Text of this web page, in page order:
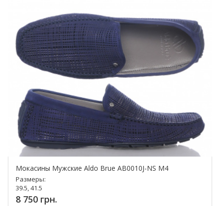
Мокасины Мужские Aldo Brue AB0010J-NS M4
Размеры:
39.5, 41.5
8 750 грн.